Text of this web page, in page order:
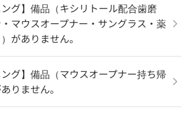
ング】備品（キシリトール配合歯磨
マウスオープナー・サングラス・薬
がありません。
ング】備品（マウスオープナー持ち帰
りません。